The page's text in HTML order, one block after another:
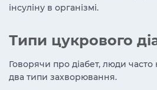
інсуліну в організмі.
Типи цукрового
Говорячи про діабет, люди
два типи захворювання.